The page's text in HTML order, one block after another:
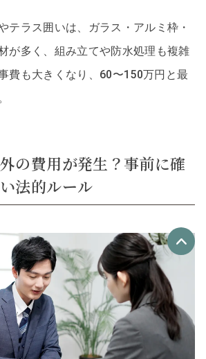
テラス囲いは、ガラス・アルミ枠・
が多く、組み立てや防水処理も複雑
費も大きくなり、60〜150万円と最
外の費用が発生？事前に確
法的ルール
優良なリフォーム会社
大4社
ム会社紹介を申し込む